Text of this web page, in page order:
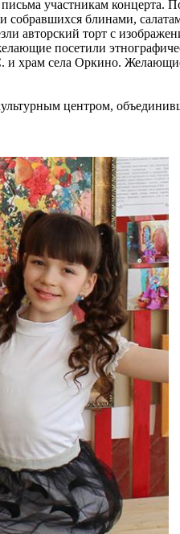
участникам концерта.
собравшихся блинами,
авторский торт с
посетили
и храм села Оркино.
центром,